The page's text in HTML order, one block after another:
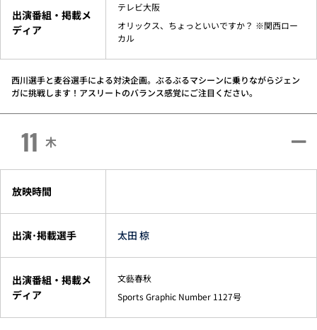
出演番組・掲載メ
ディア
テレビ大阪
オリックス、ちょっといいですか？ ※関西ロー
カル
西川選手と麦谷選手による対決企画。ぶるぶるマシーンに乗りながらジェン
ガに挑戦します！アスリートのバランス感覚にご注目ください。
11 木
放映時間
出演･掲載選手 太田 椋
出演番組・掲載メ
ディア
文藝春秋
Sports Graphic Number 1127号